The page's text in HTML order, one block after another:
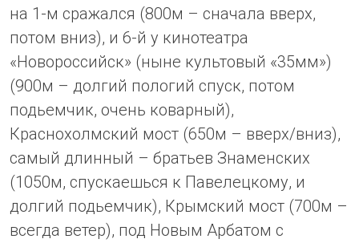
на 1-м сражался (800м – сначала вверх,
потом вниз), и 6-й у кинотеатра
«Новороссийск» (ныне культовый «35мм»)
(900м – долгий пологий спуск, потом
подьемчик, очень коварный),
Краснохолмский мост (650м – вверх/вниз),
самый длинный – братьев Знаменских
(1050м, спускаешься к Павелецкому, и
долгий подьемчик), Крымский мост (700м –
всегда ветер), под Новым Арбатом с